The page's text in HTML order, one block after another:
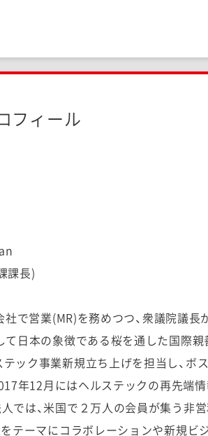
フィール
課長)
で営業(MR)を務めつつ、衆議院議
日本の象徴である桜を通した国際
ック事業新規立ち上げを担当し、ボ
年12月にはヘルステックの再先端
では、米国で２万人の会員が集う
テーマにコラボレーションや新規ビ